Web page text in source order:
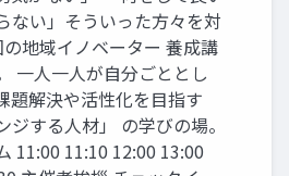
ない」そういった方々を対
地域イノベーター 養成講
一人一人が自分ごととし
題解決や活性化を目指す
ジする人材」 の学びの場。
11:00 11:10 12:00 13:00